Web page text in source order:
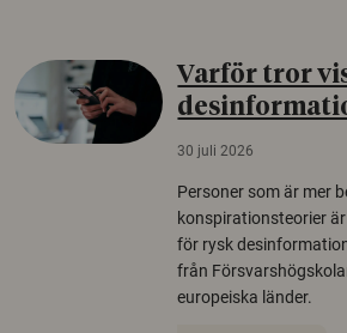
Varför tror
30 juli 2026
Personer som är mer
konspirationsteorier
för rysk
från
europeiska länder.